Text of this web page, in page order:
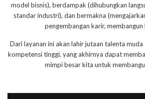
model bisnis), berdampak (dihubungkan
standar industri), dan bermakna
pengembangan karir, membangun
Dari layanan ini akan lahir jutaan talenta
kompetensi tinggi, yang akhirnya dapat
mimpi besar kita untuk